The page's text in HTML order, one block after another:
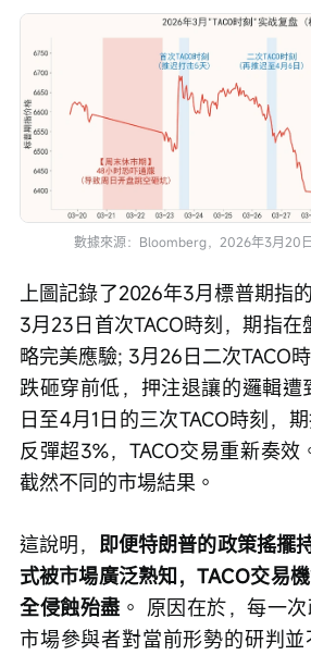
數據來源：Bloomberg，2026年3月20
上圖記錄了2026年3月標普期指
3月23日首次TACO時刻，期指在
略完美應驗; 3月26日二次TACO
跌砸穿前低，押注退讓的邏輯遭
日至4月1日的三次TACO時刻，
反彈超3%，TACO交易重新奏效
截然不同的市場結果。
這說明， 即便特朗普的政策搖擺
式被市場廣泛熟知，TACO交易
全侵蝕殆盡 。 原因在於，每一次
市場參與者對當前形勢的研判